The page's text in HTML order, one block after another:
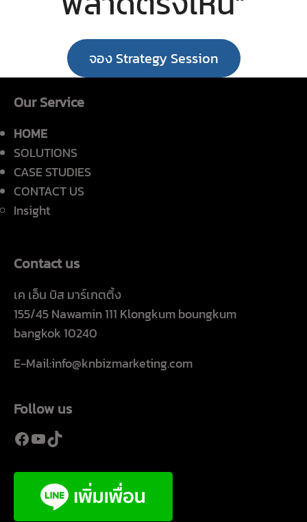
จอง Strategy Session
Our Service
HOME
SOLUTIONS
CASE STUDIES
CONTACT US
Insight
Contact us
เค เอ็น บิส มาร์เกตติ้ง
155/45 Nawamin 111 Klongkum boungkum
bangkok 10240
E-Mail:info@knbizmarketing.com
Follow us
Facebook
YouTube
TikTok